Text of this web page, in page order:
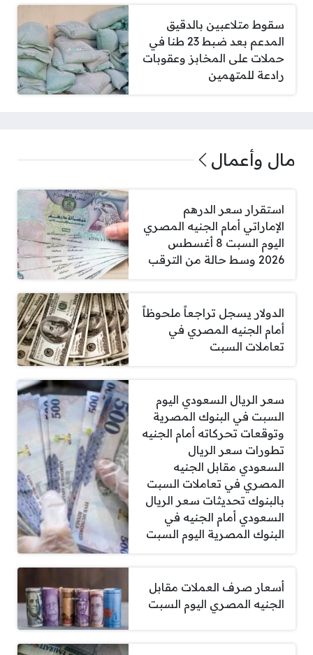
سقوط متلاعبين بالدقيق
المدعم بعد ضبط 23 طنا في
حملات على المخابز وعقوبات
رادعة للمتهمين
مال وأعمال
استقرار سعر الدرهم
الإماراتي أمام الجنيه المصري
اليوم السبت 8 أغسطس
2026 وسط حالة من الترقب
الدولار يسجل تراجعاً ملحوظاً
أمام الجنيه المصري في
تعاملات السبت
سعر الريال السعودي اليوم
السبت في البنوك المصرية
وتوقعات تحركاته أمام الجنيه
تطورات سعر الريال
السعودي مقابل الجنيه
المصري في تعاملات السبت
بالبنوك تحديثات سعر الريال
السعودي أمام الجنيه في
البنوك المصرية اليوم السبت
أسعار صرف العملات مقابل
الجنيه المصري اليوم السبت